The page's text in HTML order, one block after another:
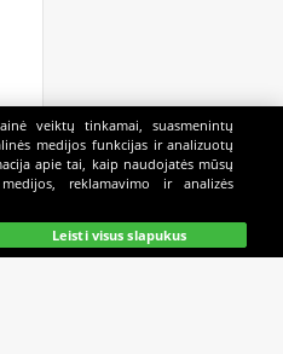
Mano Kazino
veiktų tinkamai, suasmenintų
medijos funkcijas ir analizuotų
apie tai, kaip naudojatės mūsų
reklamavimo ir analizės
Leisti visus slapukus